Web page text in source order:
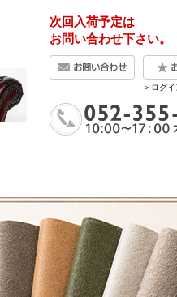
次回入荷予定は
お問い合わせ下さい。
＞ログ